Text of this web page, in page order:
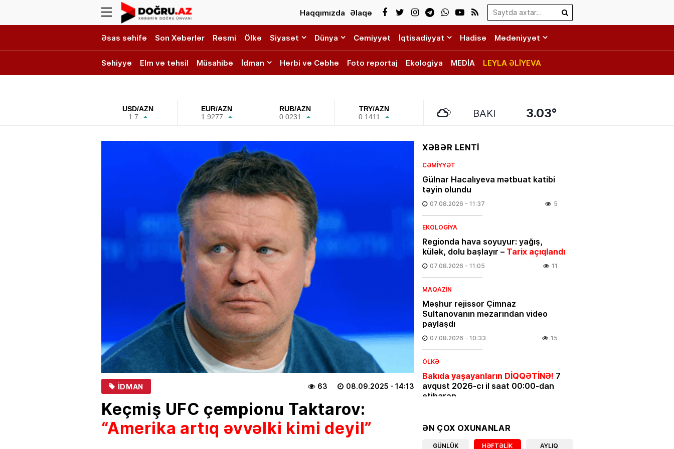
Search…
Haqqımızda Əlaqə
Əsas səhifə Son Xəbərlər Rəsmi Ölkə Siyasət Dünya Cəmiyyət İqtisadiyyat Hadisə Mədəniyyət
Səhiyyə Elm və təhsil Müsahibə İdman Hərbi və Cəbhə Foto reportaj Ekologiya MEDİA LEYLA ƏLİYEVA
USD/AZN
1.7
EUR/AZN
1.9277
RUB/AZN
0.0231
TRY/AZN
0.1411
BAKI 3.03°
İDMAN 08.09.2025 - 14:13
63
Keçmiş UFC çempionu Taktarov:
“Amerika artıq əvvəlki kimi deyil”
XƏBƏR LENTİ
CƏMIYYƏT
Gülnar Hacalıyeva mətbuat katibi
təyin olundu
07.08.2026 - 11:37 5
EKOLOGIYA
Regionda hava soyuyur: yağış,
külək, dolu başlayır – Tarix açıqlandı
07.08.2026 - 11:05 11
MAQAZIN
Məşhur rejissor Çimnaz
Sultanovanın məzarından video
paylaşdı
07.08.2026 - 10:33 15
ÖLKƏ
Bakıda yaşayanların DİQQƏTİNƏ! 7
avqust 2026-cı il saat 00:00-dan
etibarən…
HADISƏ
ƏN ÇOX OXUNANLAR
GÜNLÜK HƏFTƏLIK AYLIQ